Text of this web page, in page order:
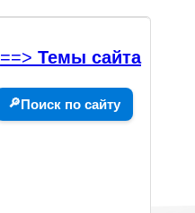
==> Темы сайта
🔎Поиск по сайту